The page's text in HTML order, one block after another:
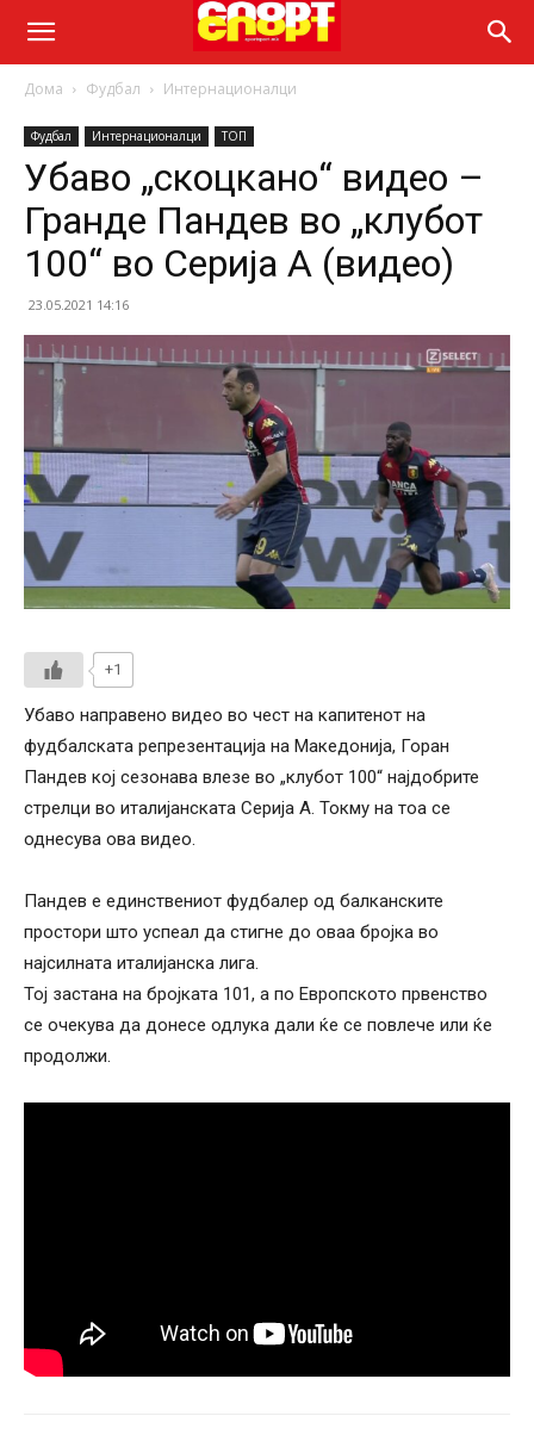
Дома Фудбал Интернационалци
Фудбал Интернационалци ТОП
Убаво „скоцкано“ видео –
Гранде Пандев во „клубот
100“ во Серија А (видео)
23.05.2021 14:16
+1
Убаво направено видео во чест на капитенот на
фудбалската репрезентација на Македонија, Горан
Пандев кој сезонава влезе во „клубот 100“ најдобрите
стрелци во италијанската Серија А. Токму на тоа се
однесува ова видео.
Пандев е единствениот фудбалер од балканските
простори што успеал да стигне до оваа бројка во
најсилната италијанска лига.
Тој застана на бројката 101, а по Европското првенство
се очекува да донесе одлука дали ќе се повлече или ќе
продолжи.